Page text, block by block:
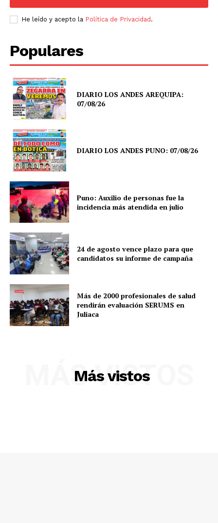
SUSCRIBETE
Diario los Andes
Nosotros
Contacto
Prensa
He leído y acepto la Política de Privacidad .
Populares
DIARIO LOS ANDES AREQUIPA:
07/08/26
DIARIO LOS ANDES PUNO: 07/08/26
Puno: Auxilio de personas fue la
incidencia más atendida en julio
24 de agosto vence plazo para que
candidatos su informe de campaña
Más de 2000 profesionales de salud
rendirán evaluación SERUMS en
Juliaca
Más vistos
MÁS VISTOS